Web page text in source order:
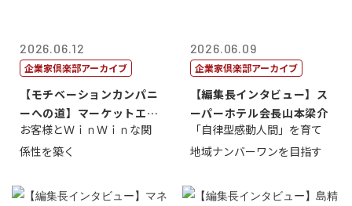
2026.06.12
企業家倶楽部アーカイブ
【モチベーションカンパニ
ーへの道】マーケットエン
タープライズ...
お客様とＷｉｎＷｉｎな関
係性を築く
2026.06.09
企業家倶楽部アーカイブ
【編集長インタビュー】ス
ーパーホテル会長山本梁介
「自律型感動人間」を育て
地域ナンバーワンを目指す